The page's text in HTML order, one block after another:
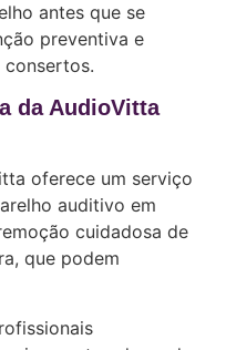
antes que se
preventiva e
da AudioVitta
oferece um serviço
auditivo em
cuidadosa de
que podem